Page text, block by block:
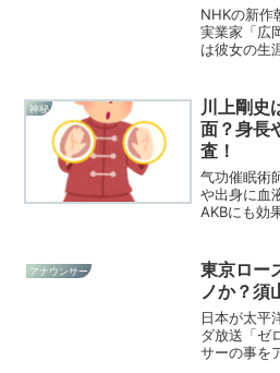
NHKの新作
実業家「広
は彼女の生
神秘
川上剛史
面？身長
査！
气功催眠術
や出身に血
AKBにも効
アナウンサー
東京ロー
ノか？須
日本が太平
ダ放送「ゼ
サーの事を